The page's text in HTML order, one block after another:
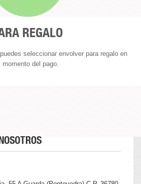
REGALO
seleccionar envolver para regalo en
momento del pago.